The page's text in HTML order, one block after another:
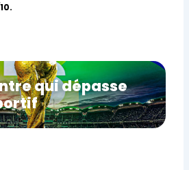
qui dépasse